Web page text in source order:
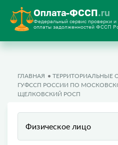
Оплата-ФССП.ru
Федеральный сервис проверки и
оплаты задолженностей ФССП
ГЛАВНАЯ
ТЕРРИТОРИАЛЬНЫЕ
ГУФССП РОССИИ ПО
ЩЕЛКОВСКИЙ РОСП
Физическое лицо